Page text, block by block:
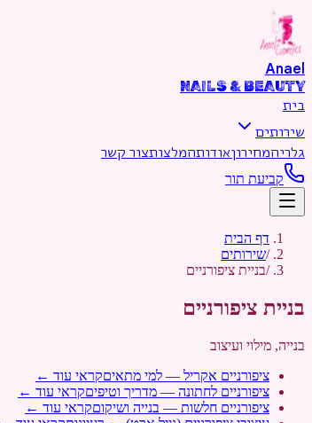
דילוג לתוכן הראשי
Anael
NAILS & BEAUTY
בית
שירותים
גלריהמחירוןאודותהמלצותצור קשר
קביעת תור
דף הבית
/שירותים
/בניית ציפורניים
בניית ציפורניים
בנייה, מילוי ועיצוב
ציפורניים אקריל — למי מתאיםקראי עוד ←
ציפורניים לחתונה — מדריך וטיפיםקראי עוד ←
ציפורניים חלשות — בנייה ושיקוםקראי עוד ←